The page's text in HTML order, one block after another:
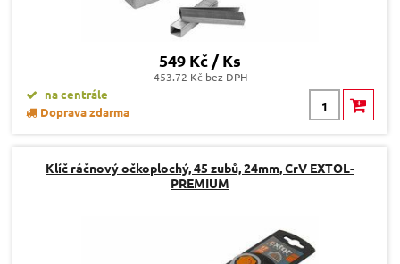
549 Kč / Ks
453.72 Kč bez DPH
na centrále
Doprava zdarma
Klíč ráčnový očkoplochý, 45 zubů, 24mm, CrV EXTOL-
PREMIUM